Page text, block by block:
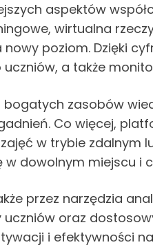
aspektów
wirtualna
poziom. Dzięki
a także
zasobów
Co więcej,
w trybie
dowolnym miejscu i
przez narzędzia
oraz
i efektywności